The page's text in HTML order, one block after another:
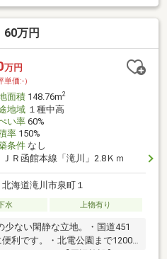
、子育て世代にも安心の住環
で徒歩3分と交通アクセスも良
す。●快適な生活と利便性を
万円
万円
単価:-）
面積148.76m2
地域１種中高
い率60%
率150%
条件なし
ＪＲ函館本線「滝川」2.8Ｋｍ
北海道滝川市泉町１
水 上物有り
少ない閑静な立地。・国道451
利です。・北電公園まで1200
すすめです。【周辺施設】・西